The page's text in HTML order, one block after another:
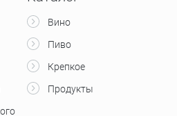
Вино
Пиво
Крепкое
Продукты